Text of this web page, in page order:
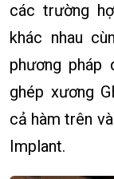
các trường
khác nhau
phương pháp
ghép xương
cả hàm trên
Implant.